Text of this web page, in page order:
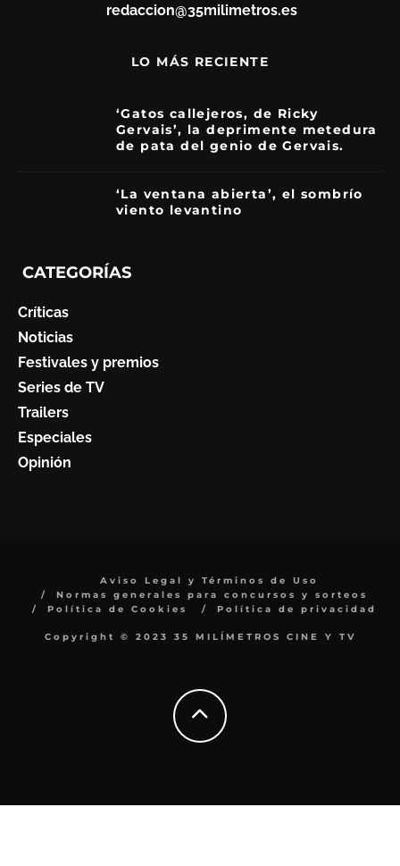
redaccion@35milimetros.es
LO MÁS RECIENTE
‘Gatos callejeros, de Ricky
Gervais’, la deprimente metedura
de pata del genio de Gervais.
‘La ventana abierta’, el sombrío
viento levantino
CATEGORÍAS
Críticas
Noticias
Festivales y premios
Series de TV
Trailers
Especiales
Opinión
Aviso Legal y Términos de Uso
Normas generales para concursos y sorteos
Política de Cookies
Política de privacidad
Copyright © 2023 35 MILÍMETROS CINE Y TV